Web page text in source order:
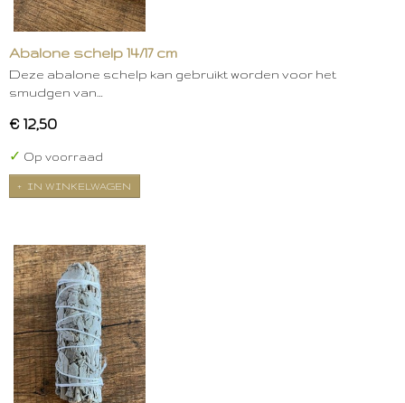
Abalone schelp 14/17 cm
Deze abalone schelp kan gebruikt worden voor het
smudgen van…
€ 12,50
✓ Op voorraad
IN WINKELWAGEN